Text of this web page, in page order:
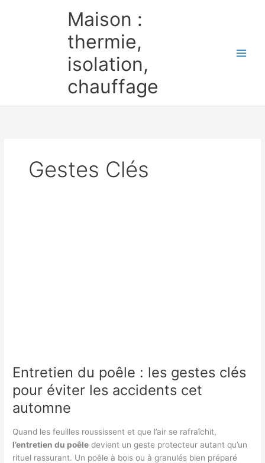
Maison :
thermie,
isolation,
chauffage
Gestes Clés
Entretien du poêle : les gestes clés
pour éviter les accidents cet
automne
Quand les feuilles roussissent et que l’air se rafraîchit,
l’entretien du poêle devient un geste protecteur autant qu’un
rituel rassurant. Un poêle à bois ou à granulés bien préparé